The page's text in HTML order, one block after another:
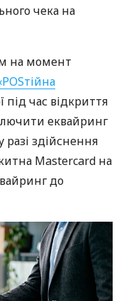
чека на
на момент
під час відкриття
еквайринг
разі здійснення
Mastercard на
до